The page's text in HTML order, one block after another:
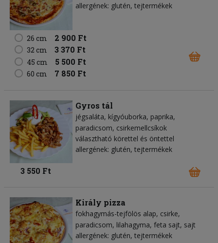
allergének: glutén, tejtermékek
26 cm 2 900 Ft
32 cm 3 370 Ft
45 cm 5 500 Ft
60 cm 7 850 Ft
Gyros tál
jégsaláta kígyóuborka paprika
paradicsom csirkemellcsíkok
választható körettel és öntettel
allergének: glutén, tejtermékek
3 550 Ft
Király pizza
fokhagymás-tejfölös alap csirke
paradicsom lilahagyma feta sajt sajt
allergének: glutén, tejtermékek